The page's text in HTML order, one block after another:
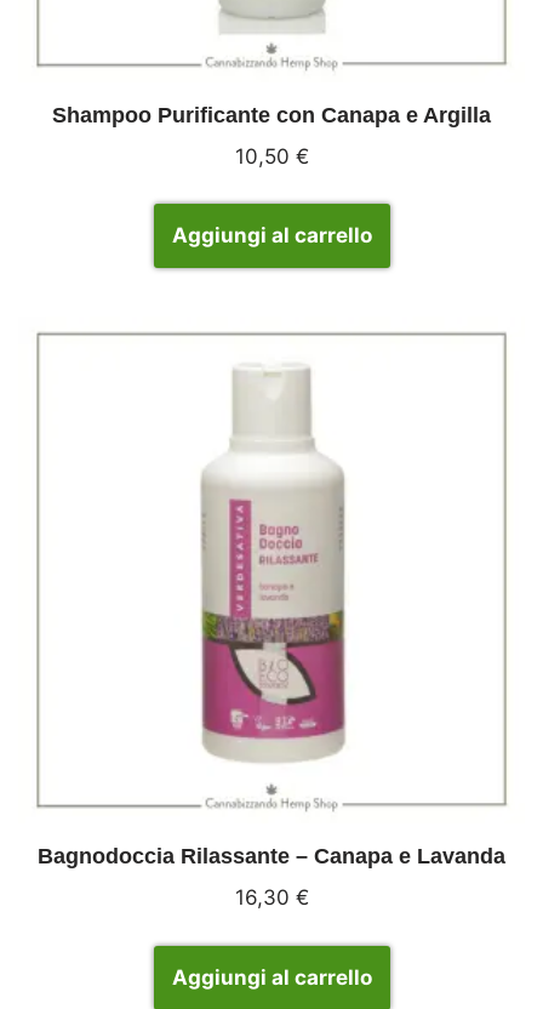
Shampoo Purificante con Canapa e Argilla
10,50 €
Aggiungi al carrello
Bagnodoccia Rilassante – Canapa e Lavanda
16,30 €
Aggiungi al carrello